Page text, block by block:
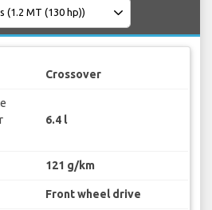
Crossover
6.4 l
121 g/km
Front wheel drive